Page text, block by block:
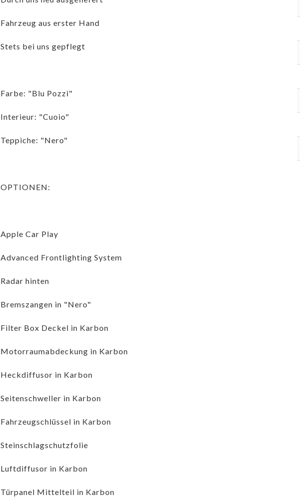
Fahrzeug aus erster Hand
Stets bei uns gepflegt
Farbe: "Blu Pozzi"
Interieur: "Cuoio"
Teppiche: "Nero"
OPTIONEN:
Apple Car Play
Advanced Frontlighting System
Radar hinten
Bremszangen in "Nero"
Filter Box Deckel in Karbon
Motorraumabdeckung in Karbon
Heckdiffusor in Karbon
Seitenschweller in Karbon
Fahrzeugschlüssel in Karbon
Steinschlagschutzfolie
Luftdiffusor in Karbon
Türpanel Mittelteil in Karbon